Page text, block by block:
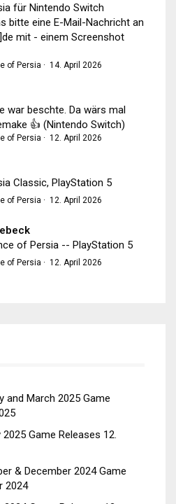
für Nintendo Switch
bitte eine E-Mail-Nachricht an
mit - einem Screenshot
of Persia · 14. April 2026
war beschte. Da wärs mal
👍 (Nintendo Switch)
of Persia · 12. April 2026
Classic, PlayStation 5
of Persia · 12. April 2026
of Persia -- PlayStation 5
of Persia · 12. April 2026
and March 2025 Game
Game Releases 12.
& December 2024 Game
2024